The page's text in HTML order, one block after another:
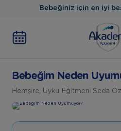
Bebeğiniz için en iyi
Bebeğim Neden
Hemşire, Uyku Eğitmeni Seda